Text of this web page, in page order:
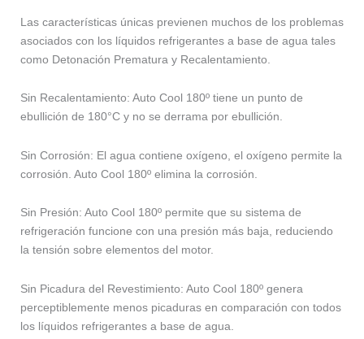
Las características únicas previenen muchos de los problemas
asociados con los líquidos refrigerantes a base de agua tales
como Detonación Prematura y Recalentamiento.
Sin Recalentamiento: Auto Cool 180º tiene un punto de
ebullición de 180°C y no se derrama por ebullición.
Sin Corrosión: El agua contiene oxígeno, el oxígeno permite la
corrosión. Auto Cool 180º elimina la corrosión.
Sin Presión: Auto Cool 180º permite que su sistema de
refrigeración funcione con una presión más baja, reduciendo
la tensión sobre elementos del motor.
Sin Picadura del Revestimiento: Auto Cool 180º genera
perceptiblemente menos picaduras en comparación con todos
los líquidos refrigerantes a base de agua.